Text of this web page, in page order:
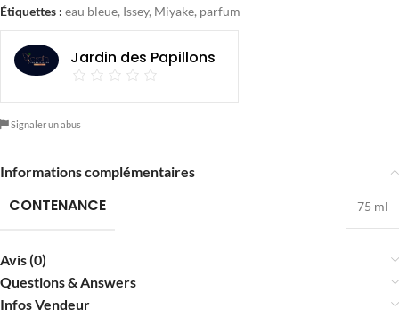
Étiquettes : eau bleue, Issey, Miyake, parfum
Jardin des Papillons
Signaler un abus
Informations complémentaires
CONTENANCE 75 ml
Avis (0)
Questions & Answers
Infos Vendeur